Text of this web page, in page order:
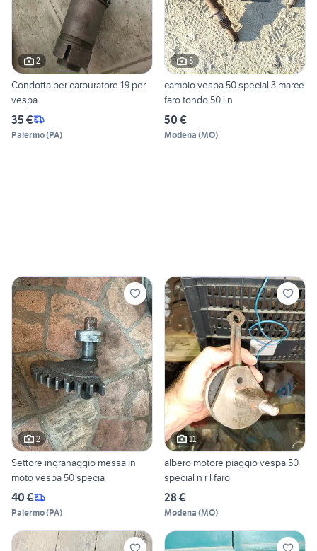
2
Condotta per carburatore 19 per
vespa
35 €
Palermo(PA)
8
cambio vespa 50 special 3 marce
faro tondo 50 l n
50 €
Modena (MO)
2
Settore ingranaggio messa in
moto vespa 50 specia
40 €
Palermo(PA)
11
albero motore piaggio vespa 50
special n r l faro
28 €
Modena (MO)